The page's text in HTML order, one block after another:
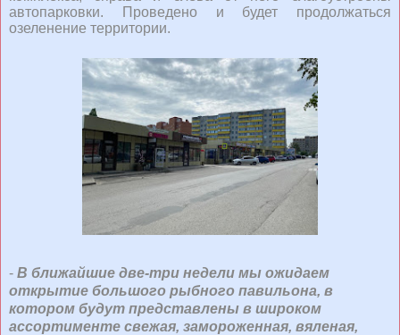
автопарковки. Проведено и будет продолжаться
озеленение территории.
- В ближайшие две-три недели мы ожидаем
открытие большого рыбного павильона, в
котором будут представлены в широком
ассортименте свежая, замороженная, вяленая,